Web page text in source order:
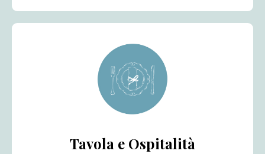
Tavola e Ospitalità